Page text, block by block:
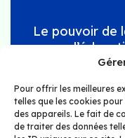
Pour offrir les meilleures
telles que les cookies
des appareils. Le fait de
de traiter des données
Le pouvoir de